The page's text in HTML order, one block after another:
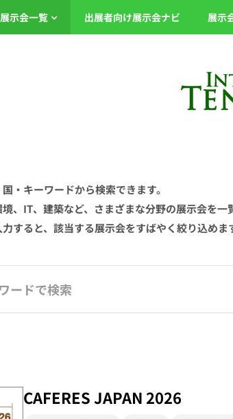
展示会一覧 出展者向け展示会ナビ 展示
・キーワードから検索できます。
、IT、建築など、さまざまな分野の展示会を一
すると、該当する展示会をすばやく絞り込めま
CAFERES JAPAN 2026